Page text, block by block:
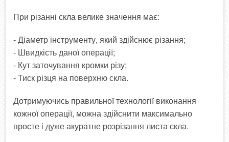
При різанні скла велике значення має:
- Діаметр інструменту, який здійснює різання;
- Швидкість даної операції;
- Кут заточування кромки різу;
- Тиск різця на поверхню скла.
Дотримуючись правильної технології виконання
кожної операції, можна здійснити максимально
просте і дуже акуратне розрізання листа скла.